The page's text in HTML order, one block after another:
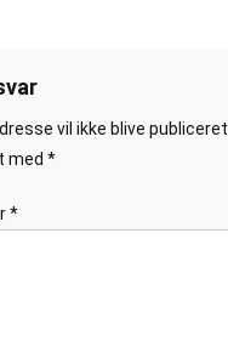
vil ikke blive publiceret.
med *
*